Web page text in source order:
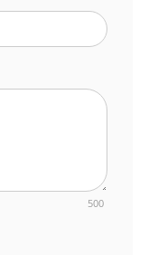
500